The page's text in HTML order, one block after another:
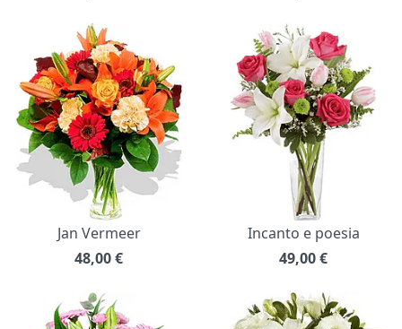
Jan Vermeer
48,00€
Incanto e poesia
49,00€